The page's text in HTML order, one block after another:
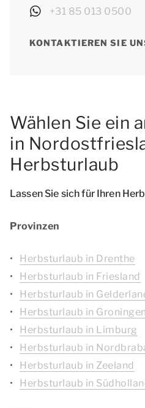
+31 85 013 0500
KONTAKTIEREN SIE
Wählen Sie ein
in
Herbsturlaub
Lassen Sie sich für Ihren
Provinzen
Herbsturlaub in Drenthe
Herbsturlaub in Friesland
Herbsturlaub in
Herbsturlaub in Groningen
Herbsturlaub in Limburg
Herbsturlaub in
Herbsturlaub in Zeeland
Herbsturlaub in